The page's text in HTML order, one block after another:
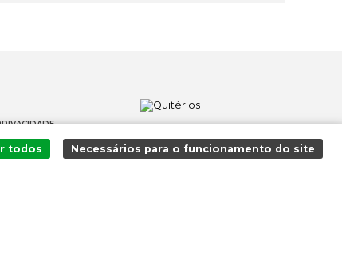
todos Necessários para o funcionamento do site